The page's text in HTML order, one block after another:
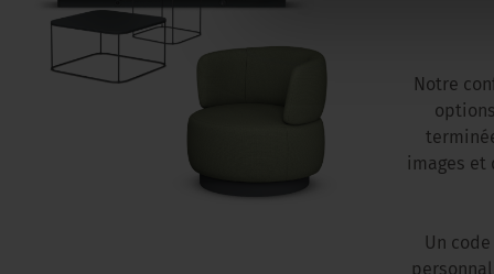
Notre
images
Un